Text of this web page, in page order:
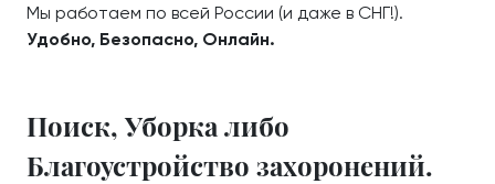
Мы работаем по всей России (и даже в СНГ!).
Удобно, Безопасно, Онлайн.
Поиск, Уборка либо
Благоустройство захоронений.